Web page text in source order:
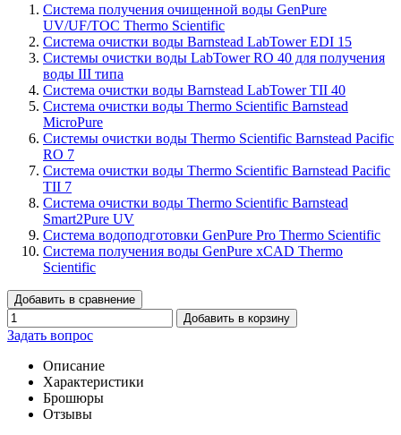
Cистема получения очищенной воды GenPure
UV/UF/TOC Thermo Scientific
Система очистки воды Barnstead LabTower EDI 15
Системы очистки воды LabTower RO 40 для получения
воды III типа
Система очистки воды Barnstead LabTower TII 40
Система очистки воды Thermo Scientific Barnstead
MicroPure
Системы очистки воды Thermo Scientific Barnstead Pacific
RO 7
Система очистки воды Thermo Scientific Barnstead Pacific
TII 7
Система очистки воды Thermo Scientific Barnstead
Smart2Pure UV
Система водоподготовки GenPure Pro Thermo Scientific
Система получения воды GenPure xCAD Thermo
Scientific
Добавить в сравнение
Добавить в корзину
Задать вопрос
Описание
Характеристики
Брошюры
Отзывы